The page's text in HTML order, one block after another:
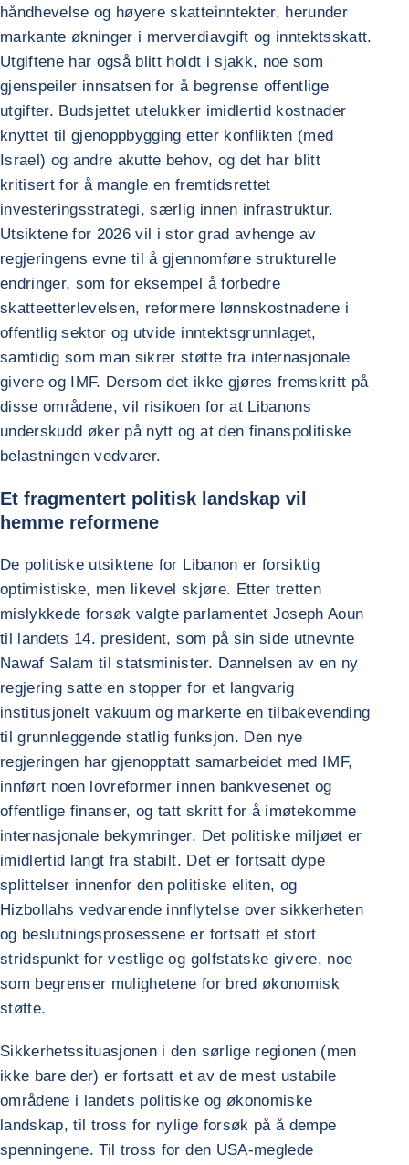
håndhevelse og høyere skatteinntekter, herunder
markante økninger i merverdiavgift og inntektsskatt.
Utgiftene har også blitt holdt i sjakk, noe som
gjenspeiler innsatsen for å begrense offentlige
utgifter. Budsjettet utelukker imidlertid kostnader
knyttet til gjenoppbygging etter konflikten (med
Israel) og andre akutte behov, og det har blitt
kritisert for å mangle en fremtidsrettet
investeringsstrategi, særlig innen infrastruktur.
Utsiktene for 2026 vil i stor grad avhenge av
regjeringens evne til å gjennomføre strukturelle
endringer, som for eksempel å forbedre
skatteetterlevelsen, reformere lønnskostnadene i
offentlig sektor og utvide inntektsgrunnlaget,
samtidig som man sikrer støtte fra internasjonale
givere og IMF. Dersom det ikke gjøres fremskritt på
disse områdene, vil risikoen for at Libanons
underskudd øker på nytt og at den finanspolitiske
belastningen vedvarer.
Et fragmentert politisk landskap vil
hemme reformene
De politiske utsiktene for Libanon er forsiktig
optimistiske, men likevel skjøre. Etter tretten
mislykkede forsøk valgte parlamentet Joseph Aoun
til landets 14. president, som på sin side utnevnte
Nawaf Salam til statsminister. Dannelsen av en ny
regjering satte en stopper for et langvarig
institusjonelt vakuum og markerte en tilbakevending
til grunnleggende statlig funksjon. Den nye
regjeringen har gjenopptatt samarbeidet med IMF,
innført noen lovreformer innen bankvesenet og
offentlige finanser, og tatt skritt for å imøtekomme
internasjonale bekymringer. Det politiske miljøet er
imidlertid langt fra stabilt. Det er fortsatt dype
splittelser innenfor den politiske eliten, og
Hizbollahs vedvarende innflytelse over sikkerheten
og beslutningsprosessene er fortsatt et stort
stridspunkt for vestlige og golfstatske givere, noe
som begrenser mulighetene for bred økonomisk
støtte.
Sikkerhetssituasjonen i den sørlige regionen (men
ikke bare der) er fortsatt et av de mest ustabile
områdene i landets politiske og økonomiske
landskap, til tross for nylige forsøk på å dempe
spenningene. Til tross for den USA-meglede